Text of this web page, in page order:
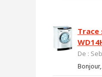
Trace
De :